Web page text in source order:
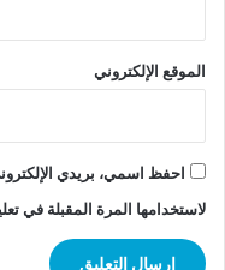
الموقع الإلكتروني
احفظ اسمي، بريدي
لاستخدامها المرة المقبلة في